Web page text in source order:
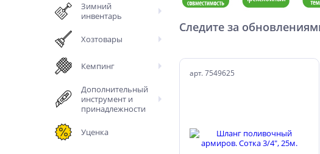
Зимний
инвентарь
Хозтовары
Кемпинг
Дополнительный
инструмент и
принадлежности
Уценка
Следите за
арт. 7549625